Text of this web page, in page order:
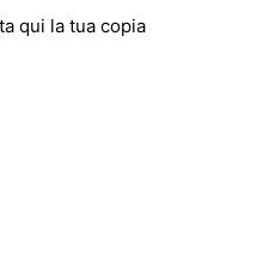
qui la tua copia